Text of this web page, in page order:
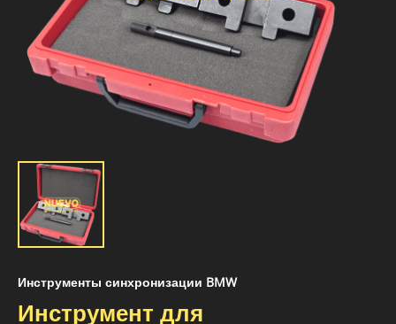
Инструменты синхронизации BMW
Инструмент для